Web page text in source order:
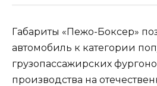
Габариты «Пежо-Боксер»
автомобиль к категории
грузопассажирских
производства на